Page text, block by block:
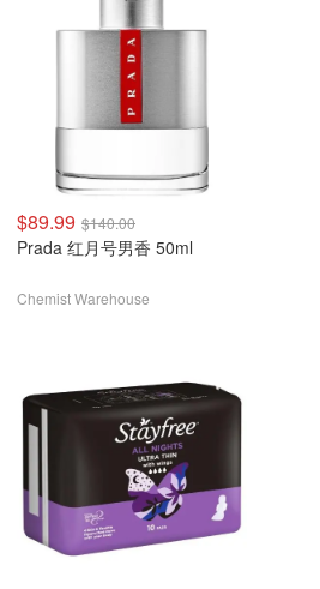
$89.99 $140.00
Prada 红月号男香 50ml
Chemist Warehouse